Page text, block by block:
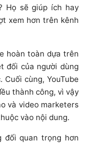
Họ sẽ giúp ích hay
xem hơn trên kênh
hoàn toàn dựa trên
đối của người dùng
Cuối cùng, YouTube
thành công, vì vậy
và video marketers
vào nội dung.
đối quan trọng hơn